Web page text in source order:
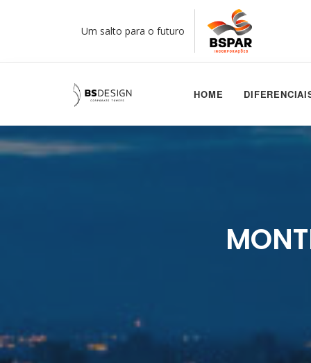
Um salto para o futuro
HOME